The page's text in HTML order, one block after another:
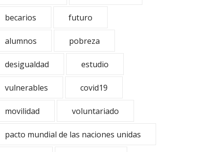
becarios futuro
alumnos pobreza
desigualdad estudio
vulnerables covid19
movilidad voluntariado
pacto mundial de las naciones unidas